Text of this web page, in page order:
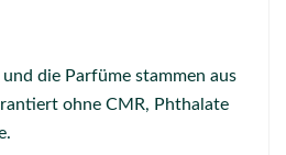
die Parfüme stammen aus
ohne CMR, Phthalate